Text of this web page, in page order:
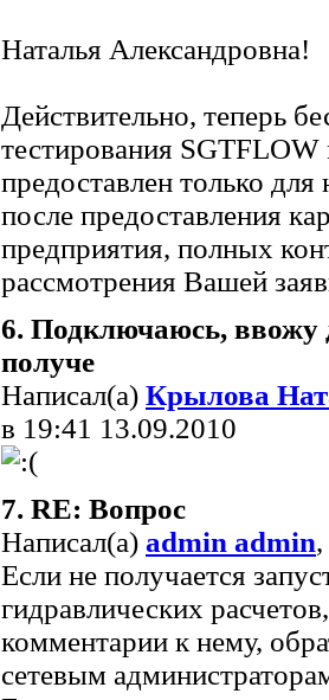
Наталья Александровна!
Действительно, теперь
тестирования
предоставлен только
после предоставления
предприятия, полных
рассмотрения Вашей
6. Подключаюсь, ввожу
получе
Написал(а) Крылова
в 19:41 13.09.2010
7. RE: Вопрос
Написал(а) admin admin
Если не получается
гидравлических
комментарии к нему,
сетевым